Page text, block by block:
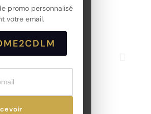
promo personnalisé
votre email.